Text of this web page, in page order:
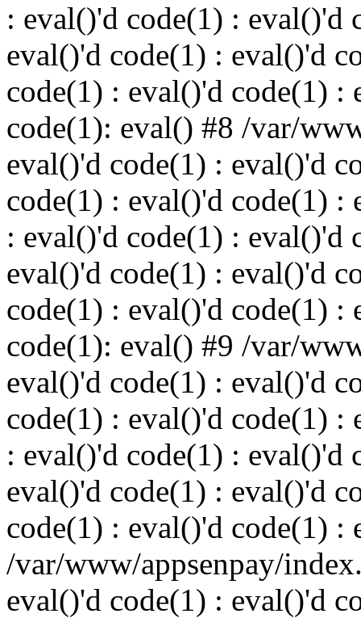
: eval()'d code(1) : eval()'d
eval()'d code(1) : eval()'d
code(1) : eval()'d code(1) :
code(1): eval() #8 /var/
eval()'d code(1) : eval()'d
code(1) : eval()'d code(1) :
: eval()'d code(1) : eval()'d
eval()'d code(1) : eval()'d
code(1) : eval()'d code(1) :
code(1): eval() #9 /var/
eval()'d code(1) : eval()'d
code(1) : eval()'d code(1) :
: eval()'d code(1) : eval()'d
eval()'d code(1) : eval()'d
code(1) : eval()'d code(1) :
/var/www/appsenpay/
eval()'d code(1) : eval()'d